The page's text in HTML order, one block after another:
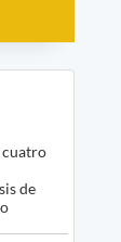
cuatro
de